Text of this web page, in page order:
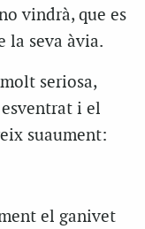
vindrà, que es
la seva àvia.
seriosa,
i el
suaument:
el ganivet